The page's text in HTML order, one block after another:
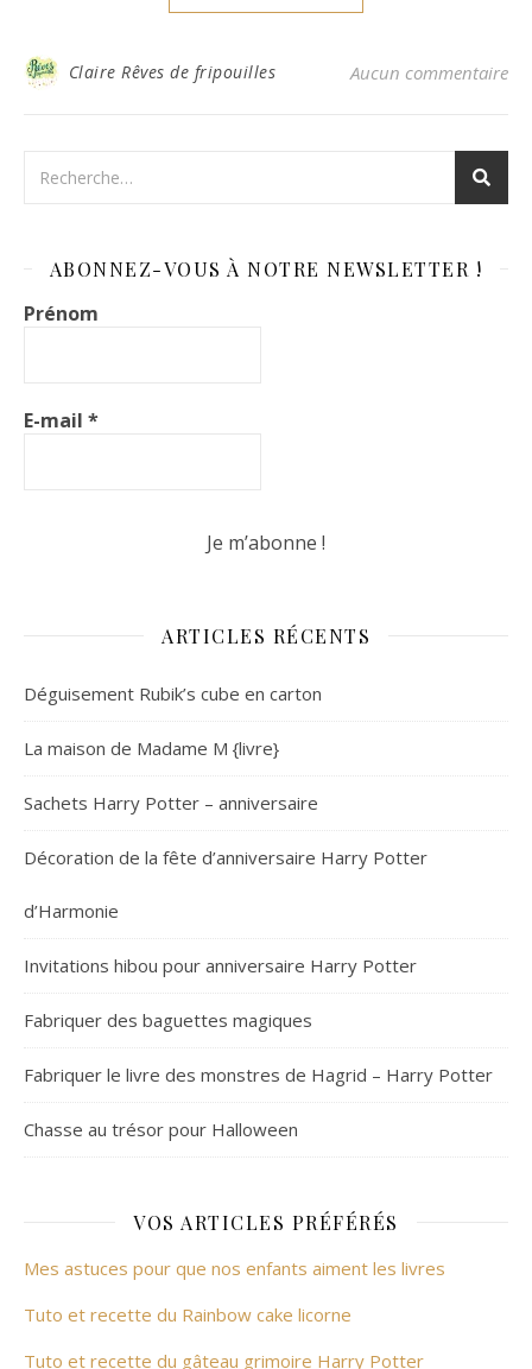
Claire Rêves de fripouilles Aucun commentaire
ABONNEZ-VOUS À NOTRE NEWSLETTER !
Prénom
E-mail *
ARTICLES RÉCENTS
Déguisement Rubik’s cube en carton
La maison de Madame M {livre}
Sachets Harry Potter – anniversaire
Décoration de la fête d’anniversaire Harry Potter
d’Harmonie
Invitations hibou pour anniversaire Harry Potter
Fabriquer des baguettes magiques
Fabriquer le livre des monstres de Hagrid – Harry Potter
Chasse au trésor pour Halloween
VOS ARTICLES PRÉFÉRÉS
Mes astuces pour que nos enfants aiment les livres
Tuto et recette du Rainbow cake licorne
Tuto et recette du gâteau grimoire Harry Potter